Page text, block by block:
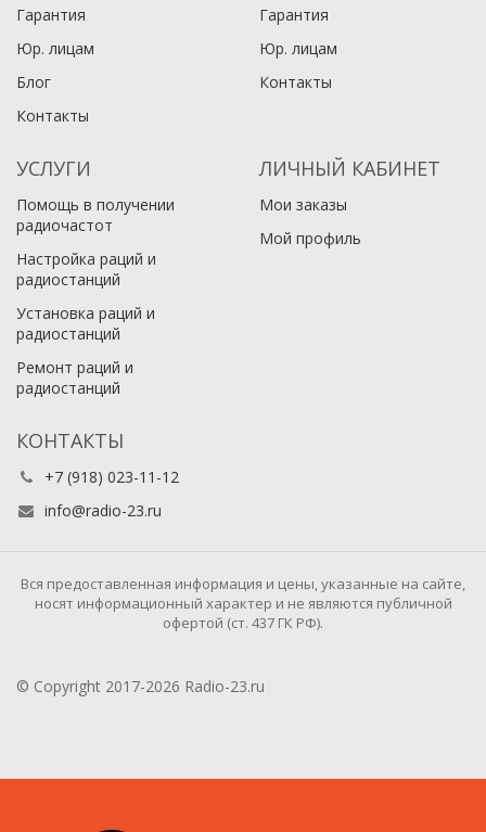
Гарантия
Юр. лицам​
Блог
Контакты
Гарантия
Юр. лицам​
Контакты
УСЛУГИ
Помощь в получении
радиочастот
Настройка раций и
радиостанций
Установка раций и
радиостанций
Ремонт раций и
радиостанций
ЛИЧНЫЙ КАБИНЕТ
Мои заказы
Мой профиль
КОНТАКТЫ
+7 (918) 023-11-12
info@radio-23.ru
Вся предоставленная информация и цены, указанные на сайте,
носят информационный характер и не являются публичной
офертой (ст. 437 ГК РФ).
© Copyright 2017-2026 Radio-23.ru